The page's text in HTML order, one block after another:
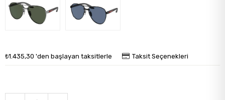
₺1.435,30 'den başlayan taksitlerle Taksit Seçenekleri